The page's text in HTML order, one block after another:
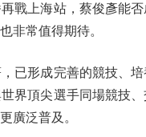
戰上海站，蔡俊彥能
非常值得期待。
形成完善的競技、培
界頂尖選手同場競技
廣泛普及。